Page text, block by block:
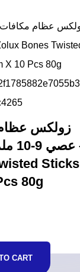
زولكس عظام
Sticks
80g
CART